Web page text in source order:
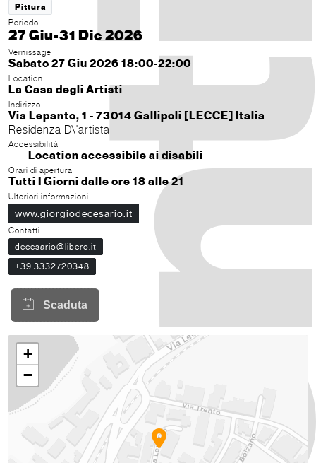
Pittura
Periodo
27 Giu-31 Dic 2026
Vernissage
Sabato 27 Giu 2026 18:00-22:00
Location
La Casa degli Artisti
Indirizzo
Via Lepanto, 1 - 73014 Gallipoli [LECCE] Italia
Residenza D\'artista
Accessibilità
Location accessibile ai disabili
Orari di apertura
Tutti I Giorni dalle ore 18 alle 21
Ulteriori informazioni
www.giorgiodecesario.it
Contatti
decesario@libero.it
+39 3332720348
+
−